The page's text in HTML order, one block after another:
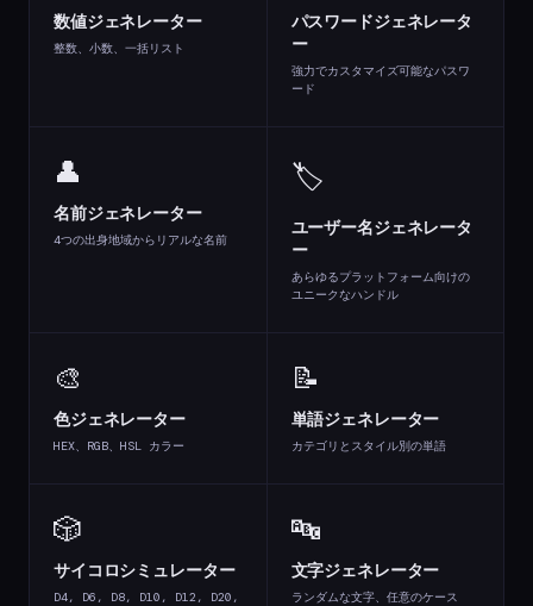
数値ジェネレーター
整数、小数、一括リスト
パスワードジェネレータ
ー
強力でカスタマイズ可能なパスワ
ード
👤
名前ジェネレーター
4つの出身地域からリアルな名前
🏷️
ユーザー名ジェネレータ
ー
あらゆるプラットフォーム向けの
ユニークなハンドル
🎨
色ジェネレーター
HEX、RGB、HSL カラー
📝
単語ジェネレーター
カテゴリとスタイル別の単語
🎲
サイコロシミュレーター
D4, D6, D8, D10, D12, D20,
🔤
文字ジェネレーター
ランダムな文字、任意のケース